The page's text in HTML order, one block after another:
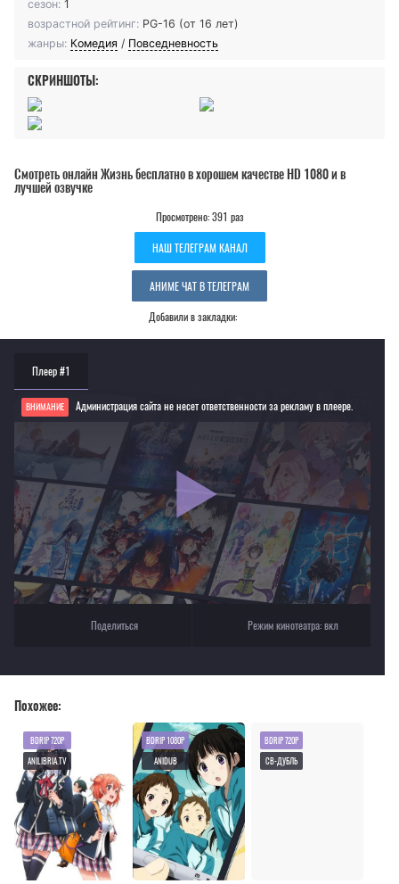
сезон: 1
возрастной рейтинг: PG-16 (от 16 лет)
жанры: Комедия / Повседневность
СКРИНШОТЫ:
Смотреть онлайн Жизнь бесплатно в хорошем качестве HD 1080 и в
лучшей озвучке
Просмотрено: 391 раз
НАШ ТЕЛЕГРАМ КАНАЛ
АНИМЕ ЧАТ В ТЕЛЕГРАМ
Добавили в закладки:
Плеер #1
ВНИМАНИЕ Администрация сайта не несет ответственности за рекламу в плеере.
Если видео не работает, обновите страницу или выберите другой плеер!
Для просмотра некоторых аниме необходимо установить VPN
Текущее воспроизведение：Жизнь
Поделиться Режим кинотеатра:вкл
Похожее:
BDRIP 720P
ANILIBRIA.TV
BDRIP 1080P
ANIDUB
BDRIP 720P
СВ-ДУБЛЬ